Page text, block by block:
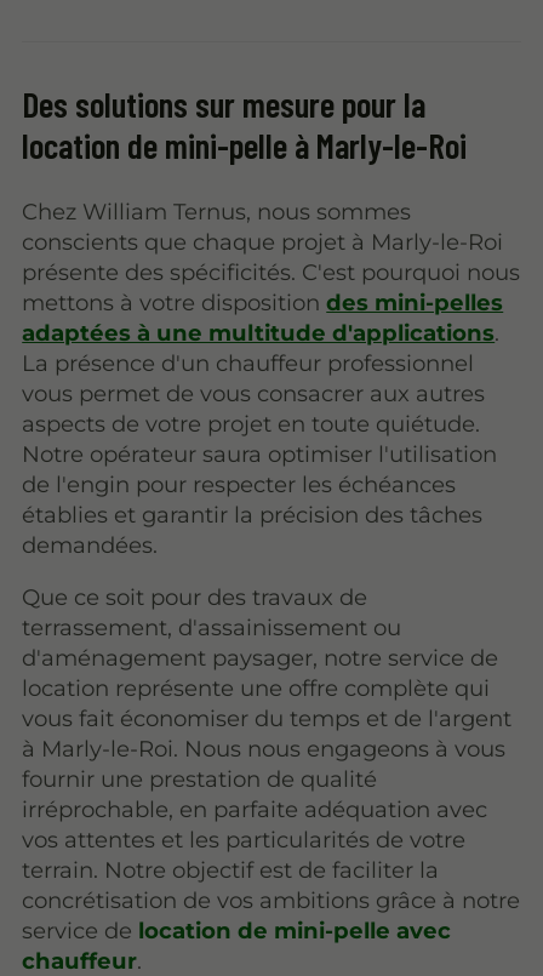
Des solutions sur mesure pour la
location de mini-pelle à Marly-le-Roi
Chez William Ternus, nous sommes
conscients que chaque projet à Marly-le-Roi
présente des spécificités. C'est pourquoi nous
mettons à votre dispositiondes mini-pelles
adaptées à une multitude d'applications.
La présence d'un chauffeur professionnel
vous permet de vous consacrer aux autres
aspects de votre projet en toute quiétude.
Notre opérateur saura optimiser l'utilisation
de l'engin pour respecter les échéances
établies et garantir la précision des tâches
demandées.
Que ce soit pour des travaux de
terrassement, d'assainissement ou
d'aménagement paysager, notre service de
location représente une offre complète qui
vous fait économiser du temps et de l'argent
à Marly-le-Roi. Nous nous engageons à vous
fournir une prestation de qualité
irréprochable, en parfaite adéquation avec
vos attentes et les particularités de votre
terrain. Notre objectif est de faciliter la
concrétisation de vos ambitions grâce à notre
service de location de mini-pelle avec
chauffeur.